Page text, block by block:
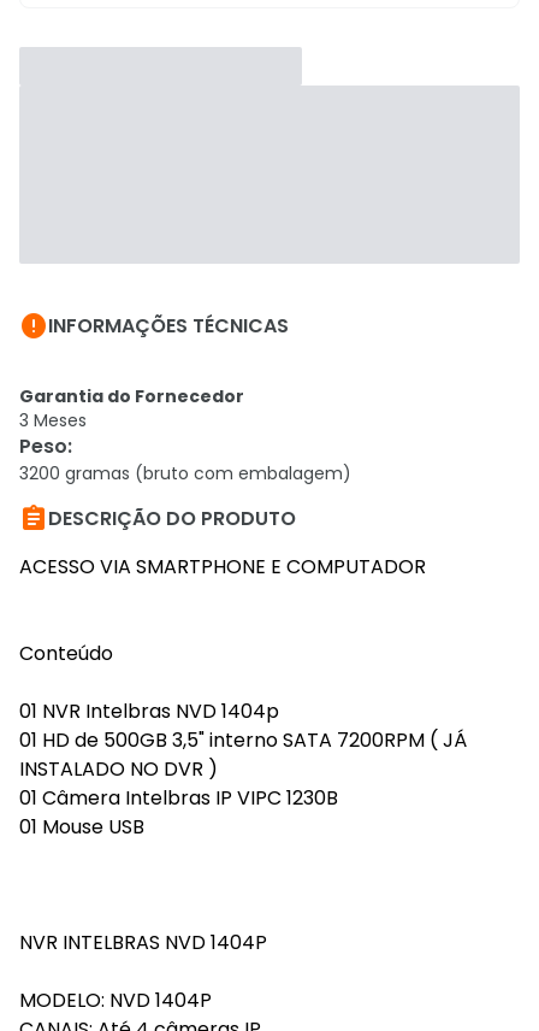
INFORMAÇÕES TÉCNICAS
Garantia do Fornecedor
3 Meses
Peso:
3200 gramas (bruto com embalagem)
DESCRIÇÃO DO PRODUTO
ACESSO VIA SMARTPHONE E COMPUTADOR
Conteúdo
01 NVR Intelbras NVD 1404p
01 HD de 500GB 3,5" interno SATA 7200RPM ( JÁ
INSTALADO NO DVR )
01 Câmera Intelbras IP VIPC 1230B
01 Mouse USB
NVR INTELBRAS NVD 1404P
MODELO: NVD 1404P